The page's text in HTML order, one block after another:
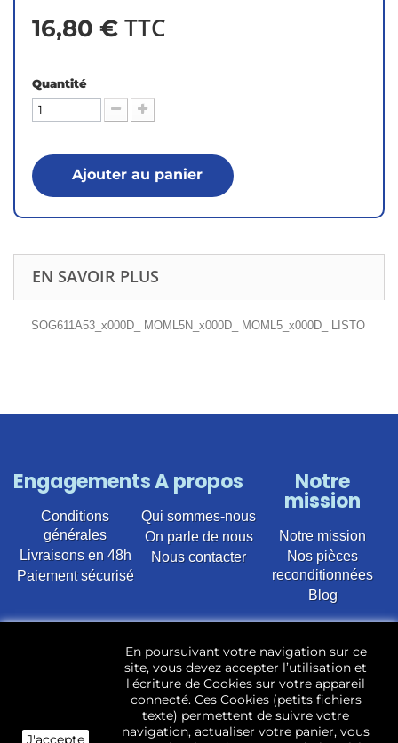
16,80 € TTC
Quantité
Ajouter au panier
EN SAVOIR PLUS
SOG611A53_x000D_ MOML5N_x000D_ MOML5_x000D_ LISTO
Engagements
Conditions
générales
Livraisons en 48h
Paiement sécurisé
A propos
Qui sommes-nous
On parle de nous
Nous contacter
Notre
mission
Notre mission
Nos pièces
reconditionnées
Blog
d’occasion pour toutes marques et modèles. Plus de
22 400 références (Lave-linge, Sèche-linge, Lave-
vaisselle, Micro-ondes, Fours, Cuisinières, Plaques de
cuisson, Réfrigérateurs, Congélateurs, aspirateurs,
Télévisions, LCD, Plasma, Téléviseur.)
J'accepte
En poursuivant votre navigation sur ce
site, vous devez accepter l’utilisation et
l'écriture de Cookies sur votre appareil
connecté. Ces Cookies (petits fichiers
texte) permettent de suivre votre
navigation, actualiser votre panier, vous